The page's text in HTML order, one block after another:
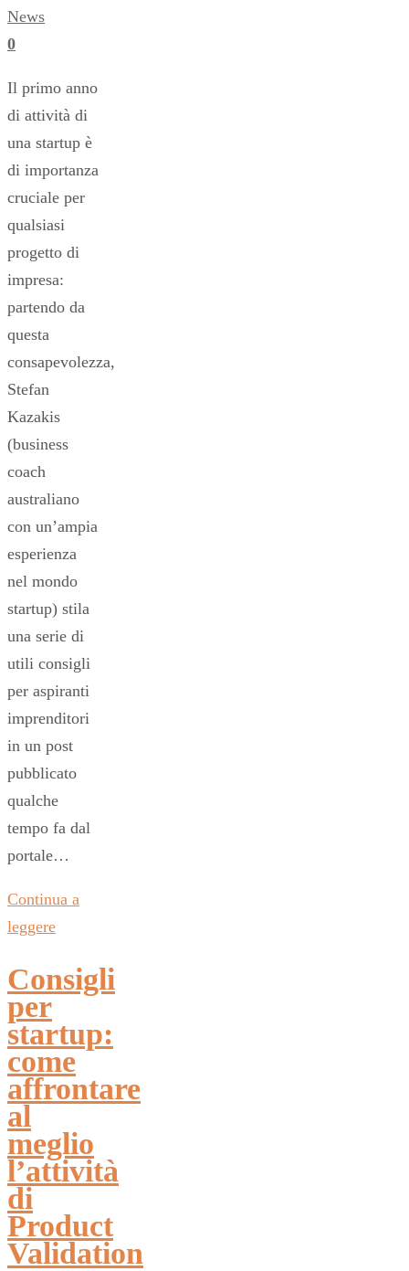
News
0
Il primo anno
di attività di
una startup è
di importanza
cruciale per
qualsiasi
progetto di
impresa:
partendo da
questa
consapevolezza,
Stefan
Kazakis
(business
coach
australiano
con un’ampia
esperienza
nel mondo
startup) stila
una serie di
utili consigli
per aspiranti
imprenditori
in un post
pubblicato
qualche
tempo fa dal
portale…
Continua a
leggere
Consigli
per
startup:
come
affrontare
al
meglio
l’attività
di
Product
Validation